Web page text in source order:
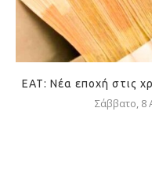
ΕΑΤ: Νέα εποχή στις
Σάββατο, 8